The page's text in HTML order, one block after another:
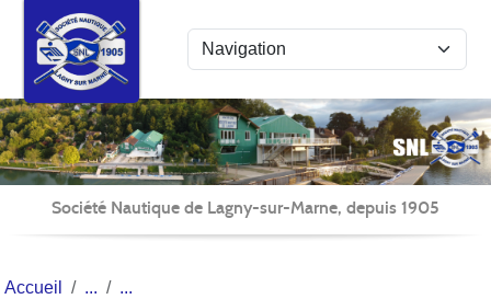
Société Nautique de Lagny-sur-Marne, depuis 1905
Accueil
Panneau de gestion des cookies